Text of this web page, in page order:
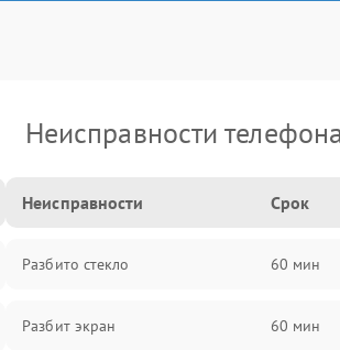
Неисправности
Неисправности Срок
Разбито стекло 60 мин
Разбит экран 60 мин